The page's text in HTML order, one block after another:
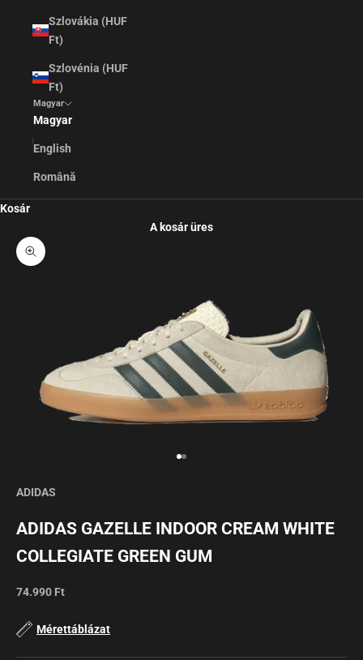
Szlovákia (HUF
Ft)
Szlovénia (HUF
Ft)
Magyar
Magyar
English
Română
Kosár
A kosár üres
ADIDAS
ADIDAS GAZELLE INDOOR CREAM WHITE
COLLEGIATE GREEN GUM
Sale
74.990 Ft
Mérettáblázat